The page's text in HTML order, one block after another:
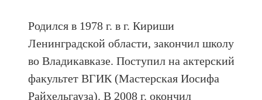
Родился в 1978 г. в г. Кириши
Ленинградской области, закончил школу
во Владикавказе. Поступил на актерский
факультет ВГИК (Мастерская Иосифа
Райхельгауза). В 2008 г. окончил